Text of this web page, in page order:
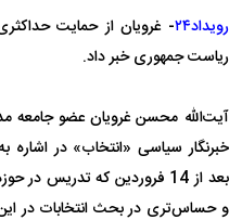
رویداد۲۴
- غرویان از حمایت
ریاست جمهوری خبر داد.
آیت‌الله محسن غرویان عضو جامعه
خبرنگار سیاسی «انتخاب» در اشاره
بعد از 14 فروردین که
و حساس‌تری در بحث انتخابات در